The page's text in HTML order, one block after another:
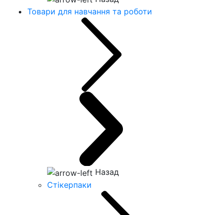
Товари для навчання та роботи
Назад
Стікерпаки